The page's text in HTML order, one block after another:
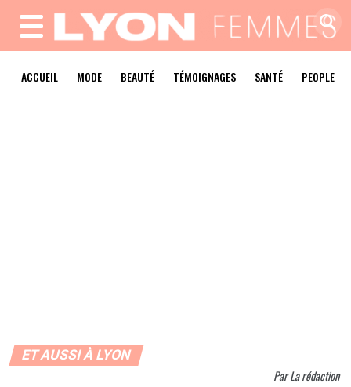
MENU
ACCUEIL MODE BEAUTÉ TÉMOIGNAGES SANTÉ PEOPLE
ET AUSSI À LYON
ParLa rédaction